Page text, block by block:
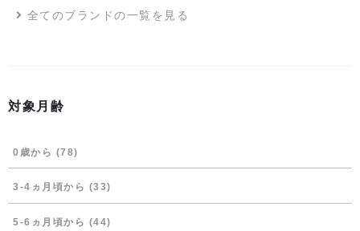
全てのブランドの一覧を見る
対象月齢
0歳から (78)
3-4ヵ月頃から (33)
5-6ヵ月頃から (44)